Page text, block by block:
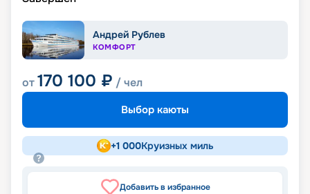
Андрей Рублев
КОМФОРТ
от170 100 ₽ / чел
Выбор каюты
+1 000Круизных миль
Добавить в избранное